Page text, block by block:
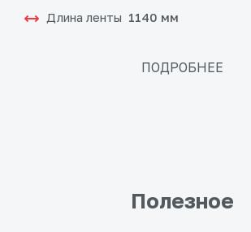
Длина ленты 1140 мм
ПОДРОБНЕЕ
Полезное